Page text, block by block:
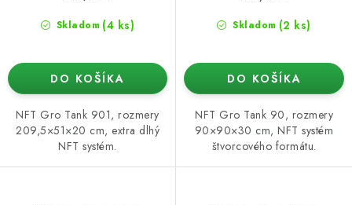
Skladom (4 ks)
DO KOŠÍKA
NFT Gro Tank 901, rozmery
209,5×51×20 cm, extra dlhý
NFT systém.
Skladom (2 ks)
DO KOŠÍKA
NFT Gro Tank 90, rozmery
90×90×30 cm, NFT systém
štvorcového formátu.